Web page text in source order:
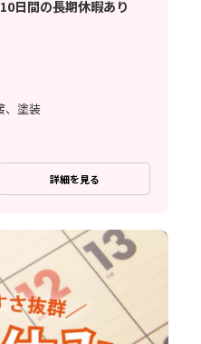
日間の長期休暇あり
、塗装
詳細を見る